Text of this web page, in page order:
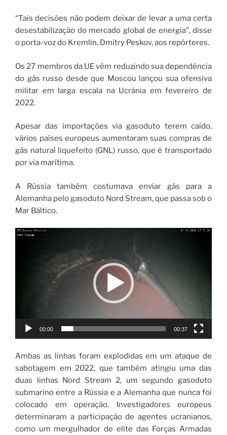
“Tais decisões não podem deixar de levar a uma certa
desestabilização do mercado global de energia”, disse
o porta-voz do Kremlin, Dmitry Peskov, aos repórteres.
Os 27 membros da UE vêm reduzindo sua dependência
do gás russo desde que Moscou lançou sua ofensiva
militar em larga escala na Ucrânia em fevereiro de
2022.
Apesar das importações via gasoduto terem caído,
vários países europeus aumentaram suas compras de
gás natural liquefeito (GNL) russo, que é transportado
por via marítima.
A Rússia também costumava enviar gás para a
Alemanha pelo gasoduto Nord Stream, que passa sob o
Mar Báltico.
Tocador
00:00 00:37
Ambas as linhas foram explodidas em um ataque de
sabotagem em 2022, que também atingiu uma das
duas linhas Nord Stream 2, um segundo gasoduto
submarino entre a Rússia e a Alemanha que nunca foi
colocado em operação. Investigadores europeus
determinaram a participação de agentes ucranianos,
como um mergulhador de elite das Forças Armadas